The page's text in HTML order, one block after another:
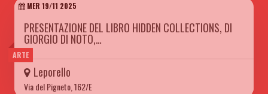
ARTE
MER 19/11 2025
PRESENTAZIONE DEL LIBRO HIDDEN COLLECTIONS, DI
GIORGIO DI NOTO,…
Leporello
Via del Pigneto, 162/E